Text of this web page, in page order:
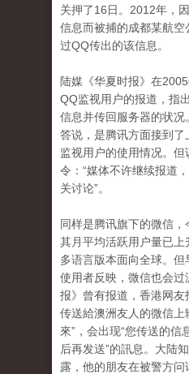
关押了16日。2012年，
信息而被捕的成都某航空
过QQ传出的该信息。
陆媒《华夏时报》在
QQ监视用户的报道，指
信息并传回服务器的状况
答说，是腾讯方面接到
监视用户的使用情况。
令：“媒体不许继续报道
关讨论”。
同样是腾讯旗下的微信
其月平均活跃用户量已
多语言版本面向全球。
使用者反映，微信也会
报》曾有报道，香港网
传送給澳洲友人的微信上
來”，会出现“您传送的信
后再发送”的訊息。大陆
露，他的朋友在被警方